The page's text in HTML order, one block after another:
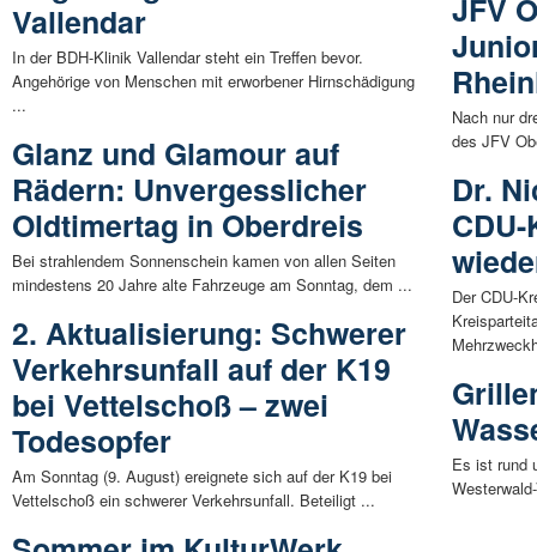
Vallendar
In der BDH-Klinik Vallendar steht ein Treffen bevor.
Angehörige von Menschen mit erworbener Hirnschädigung
...
Glanz und Glamour auf
Rädern: Unvergesslicher
Oldtimertag in Oberdreis
Bei strahlendem Sonnenschein kamen von allen Seiten
mindestens 20 Jahre alte Fahrzeuge am Sonntag, dem ...
2. Aktualisierung: Schwerer
Verkehrsunfall auf der K19
bei Vettelschoß – zwei
Todesopfer
Am Sonntag (9. August) ereignete sich auf der K19 bei
Vettelschoß ein schwerer Verkehrsunfall. Beteiligt ...
JFV
Nach nur
des JFV
Dr.
Der CDU-
Es ist rund